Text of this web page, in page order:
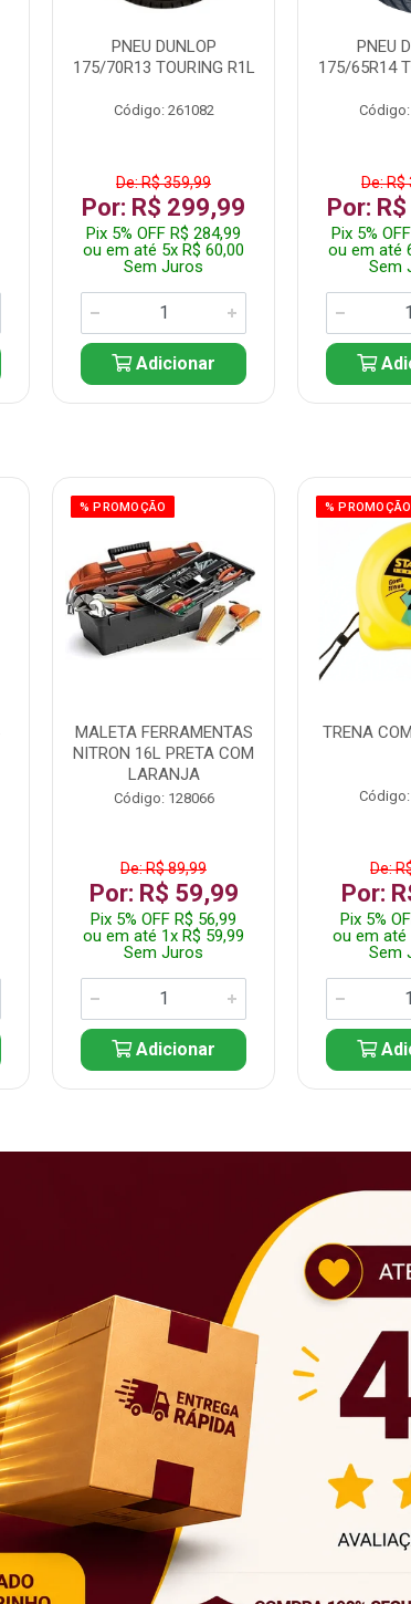
PNEU DUNLOP
175/70R13 TOURING R1L
Código: 261082
De: R$ 359,99
Por: R$ 299,99
Pix 5% OFF R$ 284,99
ou em até 5x R$ 60,00
Sem Juros
Adicionar
PNEU
175/65R14
De: R$
Por:
Pix 5%
ou em até
Sem
% PROMOÇÃO
MALETA FERRAMENTAS
NITRON 16L PRETA COM
LARANJA
Código: 128066
De: R$ 89,99
Por: R$ 59,99
Pix 5% OFF R$ 56,99
ou em até 1x R$ 59,99
Sem Juros
Adicionar
% PROMOÇÃO
TRENA
De:
Por:
Pix 5%
ou em até
Sem